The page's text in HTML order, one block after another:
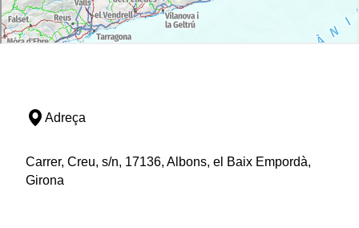
Adreça
Carrer, Creu, s/n, 17136, Albons, el Baix Empordà,
Girona